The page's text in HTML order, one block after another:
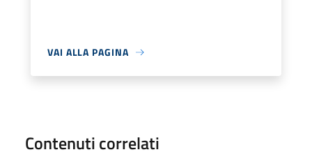
VAI ALLA PAGINA
Contenuti correlati